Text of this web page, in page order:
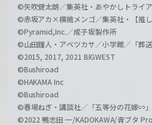
©矢吹健太朗／集英社・あやかしトライ
©赤坂アカ×横槍メンゴ／集英社・【推
©Pyramid,Inc.／成子坂製作所
©山田鐘人・アベツカサ／小学館／「葬
©2015, 2017, 2021 BIGWEST
©Bushiroad
©HAKAMA Inc
©Bushiroad
©春場ねぎ・講談社／「五等分の花嫁∽
©2022 鴨志田 一/KADOKAWA/青ブタ